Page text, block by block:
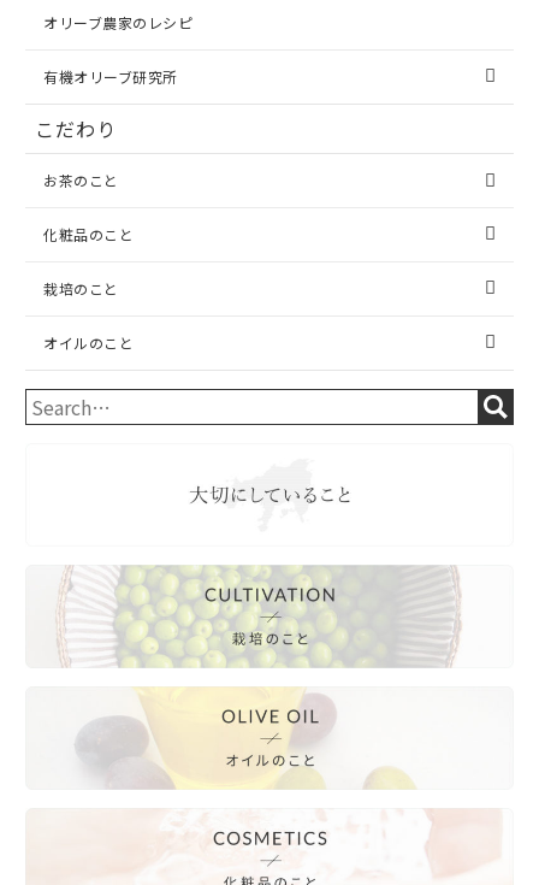
オリーブ農家のレシピ
有機オリーブ研究所
こだわり
お茶のこと
化粧品のこと
栽培のこと
オイルのこと